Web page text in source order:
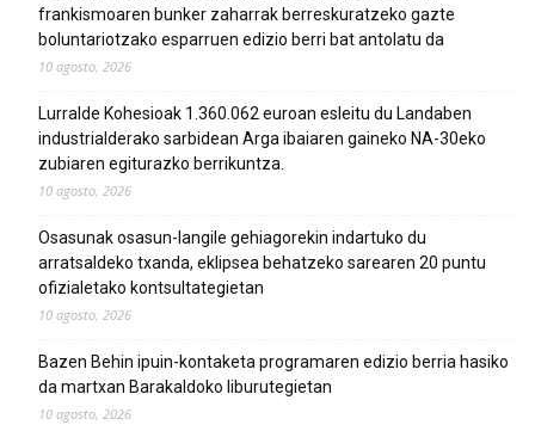
frankismoaren bunker zaharrak berreskuratzeko gazte
boluntariotzako esparruen edizio berri bat antolatu da
10 agosto, 2026
Lurralde Kohesioak 1.360.062 euroan esleitu du Landaben
industrialderako sarbidean Arga ibaiaren gaineko NA-30eko
zubiaren egiturazko berrikuntza.
10 agosto, 2026
Osasunak osasun-langile gehiagorekin indartuko du
arratsaldeko txanda, eklipsea behatzeko sarearen 20 puntu
ofizialetako kontsultategietan
10 agosto, 2026
Bazen Behin ipuin-kontaketa programaren edizio berria hasiko
da martxan Barakaldoko liburutegietan
10 agosto, 2026